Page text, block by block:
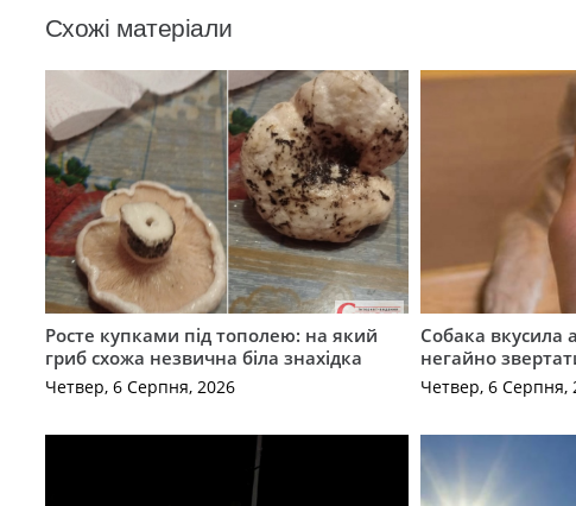
Схожі матеріали
Росте купками під тополею: на який
гриб схожа незвична біла знахідка
Четвер, 6 Серпня, 2026
Собака вкусила
негайно
Четвер, 6 Серпня,